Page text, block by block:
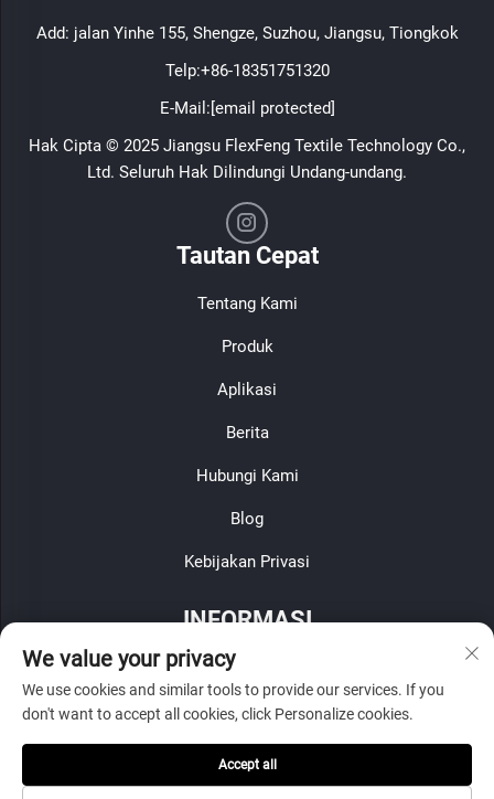
Add: jalan Yinhe 155, Shengze, Suzhou, Jiangsu, Tiongkok
Telp:+86-18351751320
E-Mail:[email protected]
Hak Cipta © 2025 Jiangsu FlexFeng Textile Technology Co.,
Ltd. Seluruh Hak Dilindungi Undang-undang.
Tautan Cepat
Tentang Kami
Produk
Aplikasi
Berita
Hubungi Kami
Blog
Kebijakan Privasi
INFORMASI
Daftar untuk menerima buletin mingguan kami
Kirim
We value your privacy
We use cookies and similar tools to provide our services. If you
don't want to accept all cookies, click Personalize cookies.
Accept all